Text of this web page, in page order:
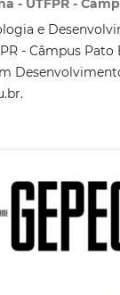
- UTFPR -
e
- Câmpus